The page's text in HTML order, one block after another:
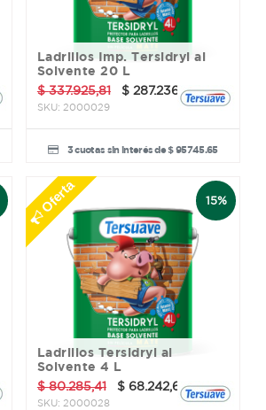
Ladrillos Imp. Tersidryl al
Solvente 20 L
$337.925,81 $ 287.236,94
SKU: 2000029
3 cuotas sin interés de $ 95745.65
15%
Oferta
Ladrillos Tersidryl al
Solvente 4 L
$80.285,41 $ 68.242,60
SKU: 2000028